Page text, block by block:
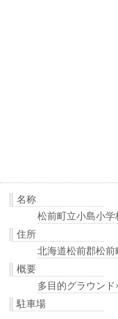
名称
松前町立小島小学
住所
北海道松前郡松前
概要
多目的グラウンド
駐車場